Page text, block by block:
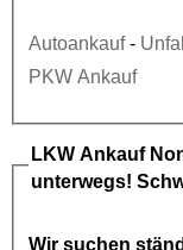
Autoankauf-
PKW Ankauf
LKW Ankauf
unterwegs!
Wir suchen